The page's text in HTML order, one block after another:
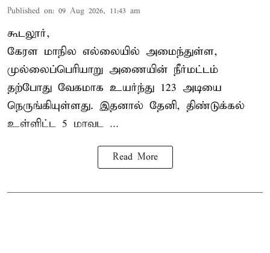
Published on: 09 Aug 2026, 11:43 am
கூடலூர்,
கேரள மாநில எல்லையில் அமைந்துள்ள,
முல்லைப்பெரியாறு அணையின் நீர்மட்டம்
தற்போது வேகமாக உயர்ந்து 123 அடியை
நெருங்கியுள்ளது. இதனால் தேனி, திண்டுக்கல்
உள்ளிட்ட 5 மாவட ...
Read More